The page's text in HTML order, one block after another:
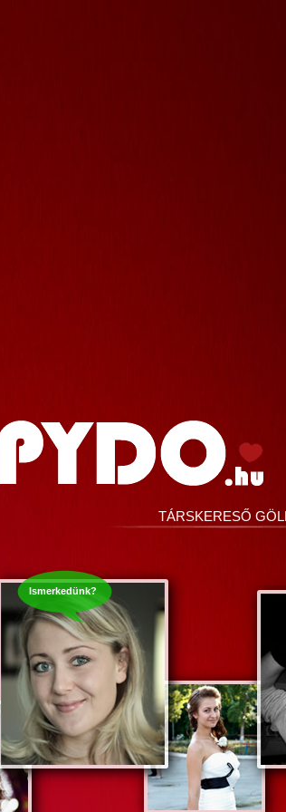
TÁRSKERESŐ
Ismerkedünk?